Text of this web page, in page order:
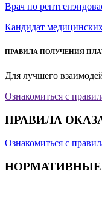
Врач по
Кандидат
ПРАВИЛА ПОЛУЧЕНИЯ
Для лучшего
Ознакомиться с
ПРАВИЛА
Ознакомиться с